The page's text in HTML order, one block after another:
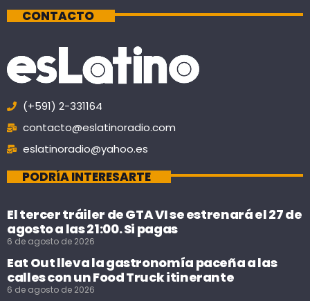
CONTACTO
(+591) 2-331164
contacto@eslatinoradio.com
eslatinoradio@yahoo.es
PODRÍA INTERESARTE
El tercer tráiler de GTA VI se estrenará el 27 de
agosto a las 21:00. Si pagas
6 de agosto de 2026
Eat Out lleva la gastronomía paceña a las
calles con un Food Truck itinerante
6 de agosto de 2026